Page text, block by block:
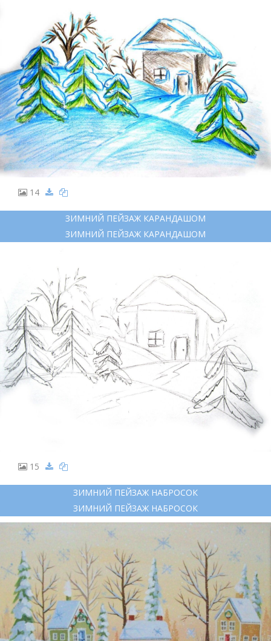
14
ЗИМНИЙ ПЕЙЗАЖ КАРАНДАШОМ
ЗИМНИЙ ПЕЙЗАЖ КАРАНДАШОМ
15
ЗИМНИЙ ПЕЙЗАЖ НАБРОСОК
ЗИМНИЙ ПЕЙЗАЖ НАБРОСОК